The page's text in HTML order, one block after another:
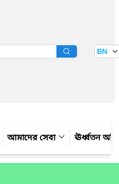
বাতায়ন BN
আমাদের সেবা ঊর্ধ্বতন